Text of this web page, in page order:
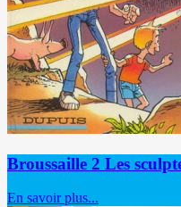
Broussaille 2 Les
En savoir plus...